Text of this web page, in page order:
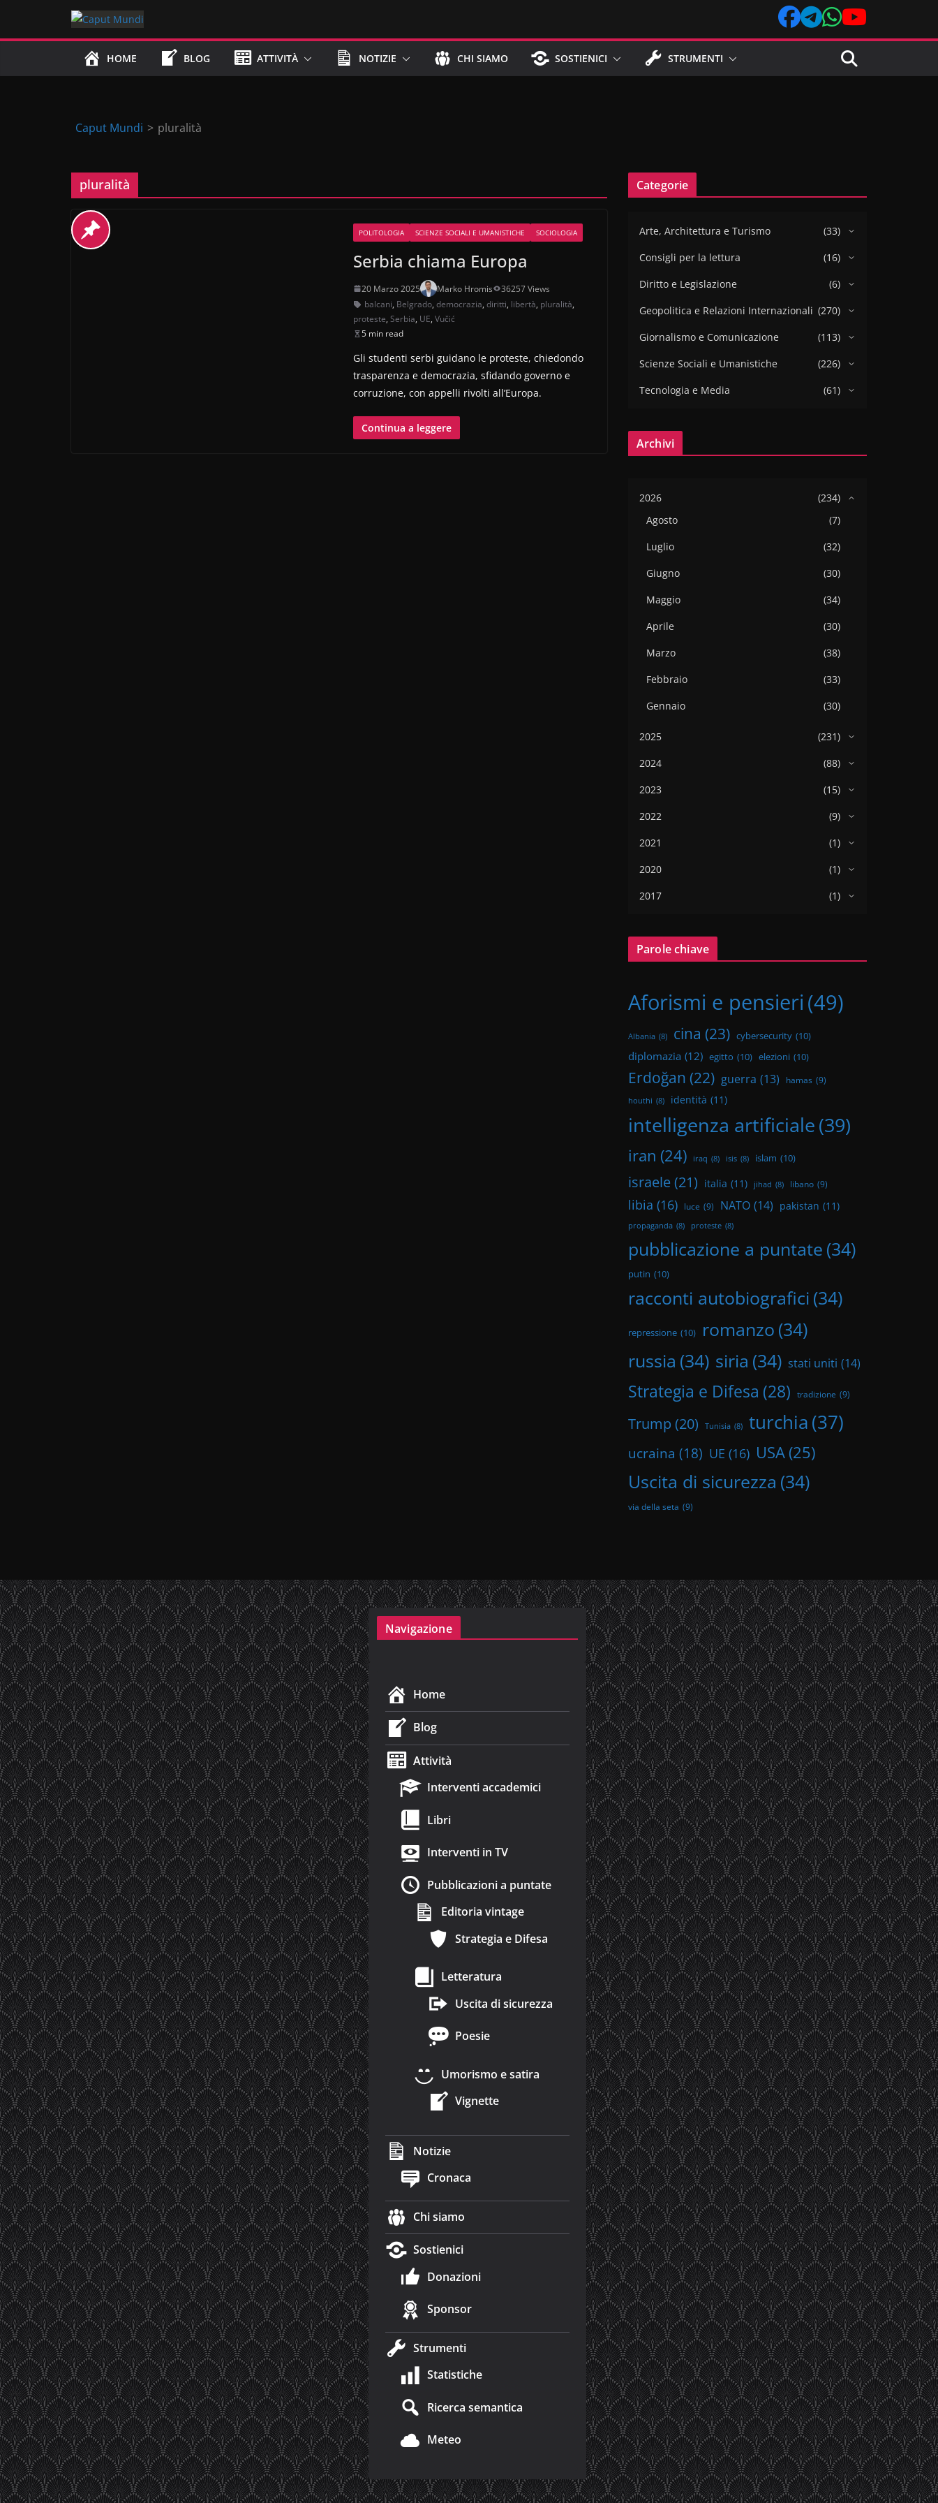
HOME BLOG ATTIVITÀ NOTIZIE CHI SIAMO SOSTIENICI STRUMENTI
Caput Mundi > pluralità
pluralità
POLITOLOGIA SCIENZE SOCIALI E UMANISTICHE SOCIOLOGIA
Serbia chiama Europa
20 Marzo 2025 Marko Hromis
36257 Views
balcani, Belgrado, democrazia, diritti, libertà, pluralità,
proteste, Serbia, UE, Vučić
5 min read
Gli studenti serbi guidano le proteste, chiedondo
trasparenza e democrazia, sfidando governo e
corruzione, con appelli rivolti all’Europa.
Continua a leggere
Categorie
Arte, Architettura e Turismo
(33)
Consigli per la lettura
(16)
Diritto e Legislazione
(6)
Geopolitica e Relazioni Internazionali (270)
Giornalismo e Comunicazione
(113)
Scienze Sociali e Umanistiche
(226)
Tecnologia e Media
(61)
Archivi
2026
(234)
Agosto
(7)
Luglio
(32)
Giugno
(30)
Maggio
(34)
Aprile
(30)
Marzo
(38)
Febbraio
(33)
Gennaio
(30)
2025
(231)
2024
(88)
2023
(15)
2022
(9)
2021
(1)
2020
(1)
2017
(1)
Parole chiave
Aforismi e pensieri (49)
Albania (8) cina (23) cybersecurity (10)
diplomazia (12) egitto (10) elezioni (10)
Erdoğan (22) guerra (13) hamas (9)
houthi (8) identità (11)
intelligenza artificiale(39)
iran (24) iraq (8) isis (8) islam (10)
israele(21) italia (11) jihad (8) libano (9)
libia (16) luce (9) NATO (14) pakistan (11)
propaganda (8) proteste (8)
pubblicazione a puntate (34)
putin (10)
racconti autobiografici (34)
repressione (10) romanzo (34)
russia (34) siria (34) stati uniti (14)
Strategia e Difesa (28) tradizione (9)
Trump (20) Tunisia (8) turchia(37)
ucraina (18) UE (16) USA (25)
Uscita di sicurezza (34)
via della seta (9)
Navigazione
Home
Blog
Attività
Interventi accademici
Libri
Interventi in TV
Pubblicazioni a puntate
Editoria vintage
Strategia e Difesa
Letteratura
Uscita di sicurezza
Poesie
Umorismo e satira
Vignette
Notizie
Cronaca
Chi siamo
Sostienici
Donazioni
Sponsor
Strumenti
Statistiche
Ricerca semantica
Meteo